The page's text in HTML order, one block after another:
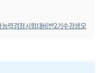
력검정시험대비반2기수강생모